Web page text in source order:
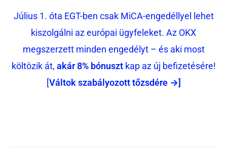
Július 1. óta EGT-ben csak MiCA-engedéllyel lehet
kiszolgálni az európai ügyfeleket. Az OKX
megszerzett minden engedélyt – és aki most
költözik át, akár 8% bónusztkap az új befizetésére!
[Váltok szabályozott tőzsdére →]